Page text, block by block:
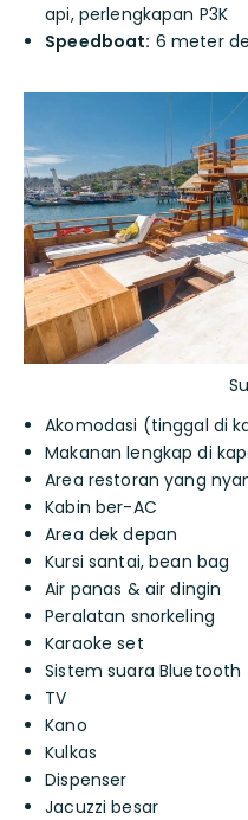
api, perlengkapan P3K
Speedboat: 6 meter
Akomodasi (tinggal di
Makanan lengkap di
Area restoran yang
Kabin ber-AC
Area dek depan
Kursi santai, bean bag
Air panas & air dingin
Peralatan snorkeling
Karaoke set
Sistem suara Bluetooth
TV
Kano
Kulkas
Dispenser
Jacuzzi besar